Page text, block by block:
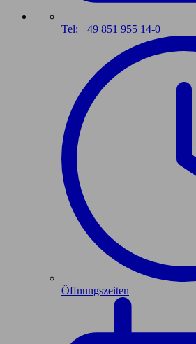
Tel: +49 851 955 14-0
Öffnungszeiten